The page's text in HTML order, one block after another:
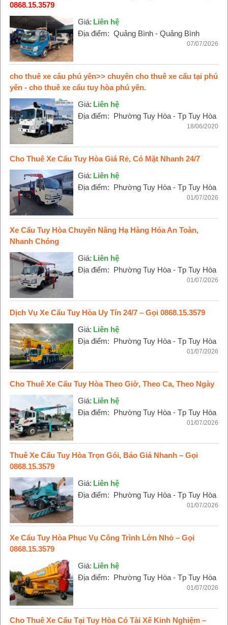
0868.15.3579
Giá: Liên hệ
Địa điểm: Quảng Bình - Quảng Bình
07/07/2026
cho thuê xe câu phú yên>> chuyên cho thuê xe cẩu tại phú
yên - cho thuê xe cẩu tuy hòa phú yên.
Giá: Liên hệ
Địa điểm: Phường Tuy Hòa - Tp Tuy Hòa
18/06/2020
Cho Thuê Xe Cẩu Tuy Hòa Giá Rẻ, Có Mặt Nhanh 24/7
Giá: Liên hệ
Địa điểm: Phường Tuy Hòa - Tp Tuy Hòa
01/07/2026
Xe Cẩu Tuy Hòa Chuyên Nâng Hạ Hàng Hóa An Toàn,
Nhanh Chóng
Giá: Liên hệ
Địa điểm: Phường Tuy Hòa - Tp Tuy Hòa
01/07/2026
Dịch Vụ Xe Cẩu Tuy Hòa Uy Tín 24/7 – Gọi 0868.15.3579
Giá: Liên hệ
Địa điểm: Phường Tuy Hòa - Tp Tuy Hòa
01/07/2026
Cho Thuê Xe Cẩu Tuy Hòa Theo Giờ, Theo Ca, Theo Ngày
Giá: Liên hệ
Địa điểm: Phường Tuy Hòa - Tp Tuy Hòa
01/07/2026
Thuê Xe Cẩu Tuy Hòa Trọn Gói, Báo Giá Nhanh – Gọi
0868.15.3579
Giá: Liên hệ
Địa điểm: Phường Tuy Hòa - Tp Tuy Hòa
01/07/2026
Xe Cẩu Tuy Hòa Phục Vụ Công Trình Lớn Nhỏ – Gọi
0868.15.3579
Giá: Liên hệ
Địa điểm: Phường Tuy Hòa - Tp Tuy Hòa
01/07/2026
Cho Thuê Xe Cẩu Tại Tuy Hòa Có Tài Xế Kinh Nghiệm –